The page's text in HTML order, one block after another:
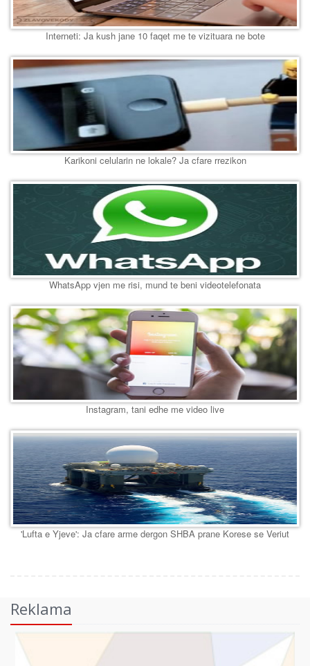
Interneti: Ja kush jane 10 faqet me te vizituara ne bote
Karikoni celularin ne lokale? Ja cfare rrezikon
WhatsApp vjen me risi, mund te beni videotelefonata
Instagram, tani edhe me video live
'Lufta e Yjeve': Ja cfare arme dergon SHBA prane Korese se Veriut
Reklama